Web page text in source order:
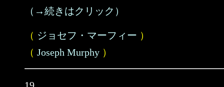
（→続きはクリック）
（ ジョセフ・マーフィー ）
（ Joseph Murphy ）